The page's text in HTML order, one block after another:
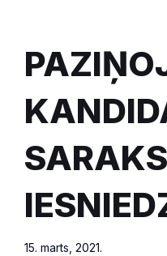
15. marts, 2021.